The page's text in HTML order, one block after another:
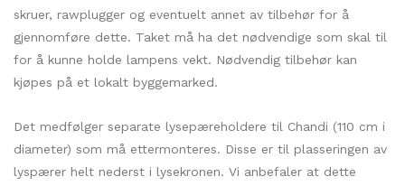
skruer, rawplugger og eventuelt annet av tilbehør for å
gjennomføre dette. Taket må ha det nødvendige som skal til
for å kunne holde lampens vekt. Nødvendig tilbehør kan
kjøpes på et lokalt byggemarked.
Det medfølger separate lysepæreholdere til Chandi (110 cm i
diameter) som må ettermonteres. Disse er til plasseringen av
lyspærer helt nederst i lysekronen. Vi anbefaler at dette